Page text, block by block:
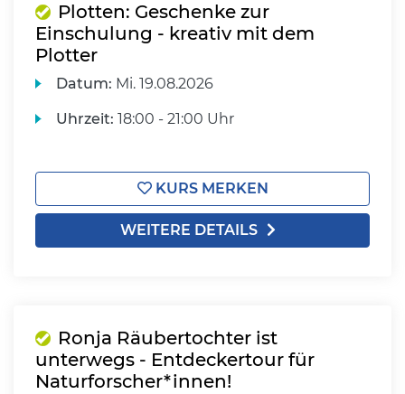
Plotten: Geschenke zur
Einschulung - kreativ mit dem
Plotter
Datum: Mi. 19.08.2026
Uhrzeit: 18:00 - 21:00 Uhr
KURS MERKEN
WEITERE DETAILS
Ronja Räubertochter ist
unterwegs - Entdeckertour für
Naturforscher*innen!